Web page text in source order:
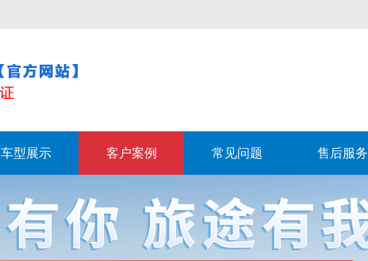
车型展示 客户案例 常见问题 售后服务